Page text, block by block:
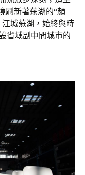
刷新著蕪湖的“顏
城蕪湖，始終與時
省域副中間城市的